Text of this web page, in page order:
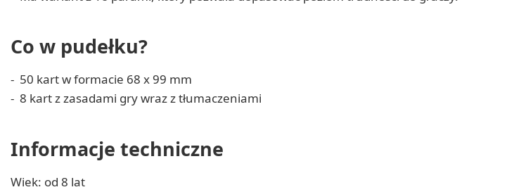
Co w pudełku?
50 kart w formacie 68 x 99 mm
8 kart z zasadami gry wraz z tłumaczeniami
Informacje techniczne
Wiek: od 8 lat